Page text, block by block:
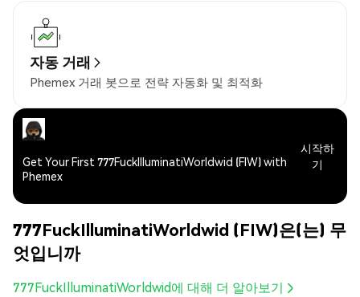
자동 거래
Phemex 거래 봇으로 전략 자동화 및 최적화
Get Your First 777FuckIlluminatiWorldwid (FIW) with
Phemex
시작하
기
777FuckIlluminatiWorldwid (FIW)은(는) 무
엇입니까
777FuckIlluminatiWorldwid에 대해 더 알아보기